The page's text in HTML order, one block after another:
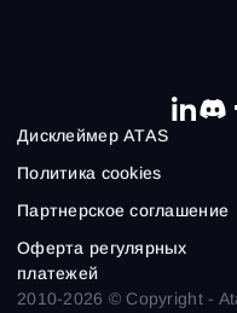
2010-2026 © Copyright -
Дисклеймер ATAS
Политика cookies
Партнерское соглашение
Оферта регулярных
платежей